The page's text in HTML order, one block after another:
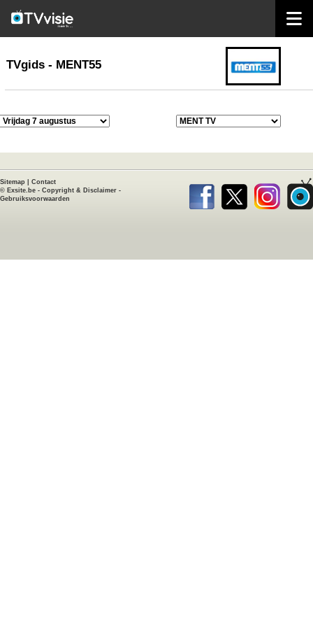
TVgids
TVgids - MENT55
Sitemap
Contact
© Exsite.be - Copyright & Disclaimer -
Gebruiksvoorwaarden